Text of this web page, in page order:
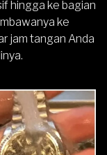
hingga ke bagian
ke
jam tangan Anda